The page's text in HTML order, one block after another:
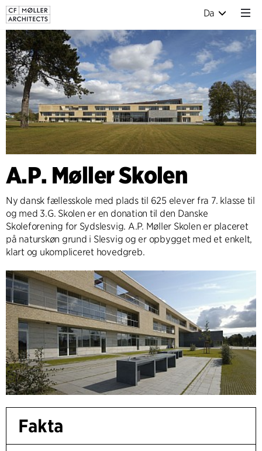
Da
A.P. Møller Skolen
Ny dansk fællesskole med plads til 625 elever fra 7. klasse til
og med 3.G. Skolen er en donation til den Danske
Skoleforening for Sydslesvig. A.P. Møller Skolen er placeret
på naturskøn grund i Slesvig og er opbygget med et enkelt,
klart og ukompliceret hovedgreb.
Fakta